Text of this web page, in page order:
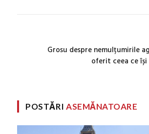
Grosu despre nemulțumirile
oferit ceea ce
POSTĂRIASEMĂNATOARE